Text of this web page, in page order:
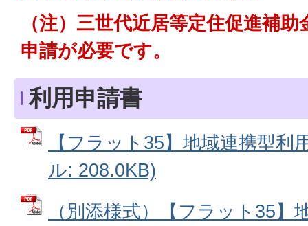
（注）三世代近居等定住促進補
申請が必要です。
利用申請書
【フラット35】地域連携型利
ル: 208.0KB)
（別添様式）【フラット35】